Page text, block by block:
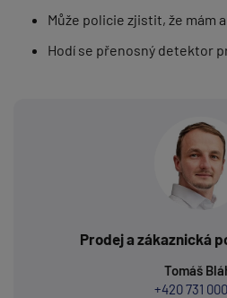
Může policie zjistit, že mám
Hodí se přenosný detektor
Prodej a zákaznická
Tomáš
+420 731